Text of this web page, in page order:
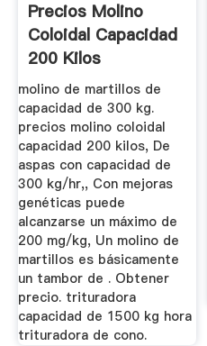
Precios Molino
Coloidal Capacidad
200 Kilos
molino de martillos de
capacidad de 300 kg.
precios molino coloidal
capacidad 200 kilos, De
aspas con capacidad de
300 kg/hr,, Con mejoras
genéticas puede
alcanzarse un máximo de
200 mg/kg, Un molino de
martillos es básicamente
un tambor de . Obtener
precio. trituradora
capacidad de 1500 kg hora
trituradora de cono.